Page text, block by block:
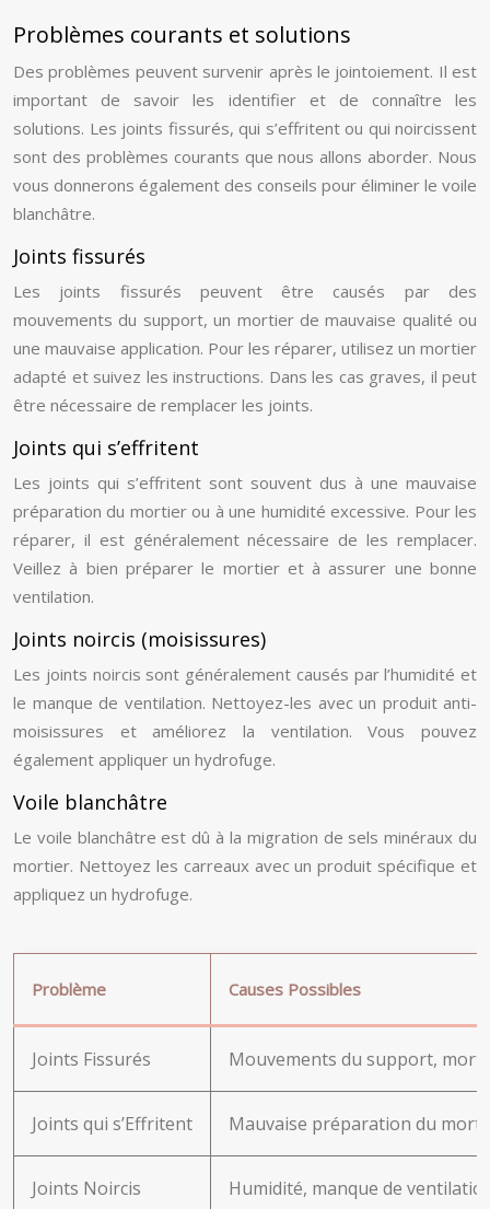
Problèmes courants et solutions
Des problèmes peuvent survenir après le jointoiement. Il est
important de savoir les identifier et de connaître les
solutions. Les joints fissurés, qui s’effritent ou qui noircissent
sont des problèmes courants que nous allons aborder. Nous
vous donnerons également des conseils pour éliminer le voile
blanchâtre.
Joints fissurés
Les joints fissurés peuvent être causés par des
mouvements du support, un mortier de mauvaise qualité ou
une mauvaise application. Pour les réparer, utilisez un mortier
adapté et suivez les instructions. Dans les cas graves, il peut
être nécessaire de remplacer les joints.
Joints qui s’effritent
Les joints qui s’effritent sont souvent dus à une mauvaise
préparation du mortier ou à une humidité excessive. Pour les
réparer, il est généralement nécessaire de les remplacer.
Veillez à bien préparer le mortier et à assurer une bonne
ventilation.
Joints noircis (moisissures)
Les joints noircis sont généralement causés par l’humidité et
le manque de ventilation. Nettoyez-les avec un produit anti-
moisissures et améliorez la ventilation. Vous pouvez
également appliquer un hydrofuge.
Voile blanchâtre
Le voile blanchâtre est dû à la migration de sels minéraux du
mortier. Nettoyez les carreaux avec un produit spécifique et
appliquez un hydrofuge.
Problème Causes Possibles
Joints Fissurés Mouvements du support,
Joints qui s’Effritent Mauvaise préparation du
Joints Noircis Humidité, manque de